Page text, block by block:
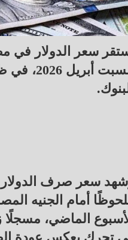
سعر الدولار في
السبت
سعر صرف الدولار
أمام الجنيه